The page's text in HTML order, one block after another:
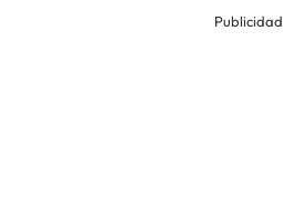
Publicidad